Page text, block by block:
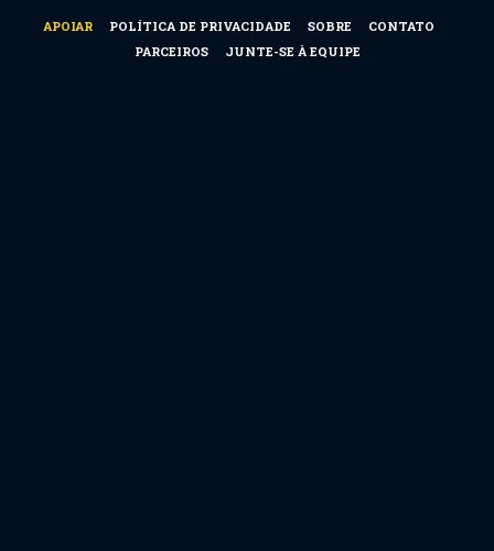
APOIAR POLÍTICA DE PRIVACIDADE SOBRE
CONTATO
PARCEIROS
JUNTE-SE À EQUIPE